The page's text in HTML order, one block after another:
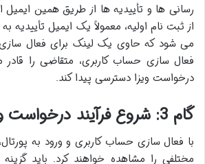
رسانی ها و تأییدیه ها از طریق همین
از ثبت نام اولیه، معمولاً یک ایمیل تأییدیه
می شود که حاوی یک لینک برای فعال
فعال سازی حساب کاربری، متقاضی را قادر
درخواست ویزا دسترسی پیدا کند.
گام 3: شروع فرآیند درخواست وقت ملاقات
با فعال سازی حساب کاربری و ورود به
مختلفی را مشاهده خواهند کرد. باید